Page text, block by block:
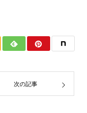
次の記事